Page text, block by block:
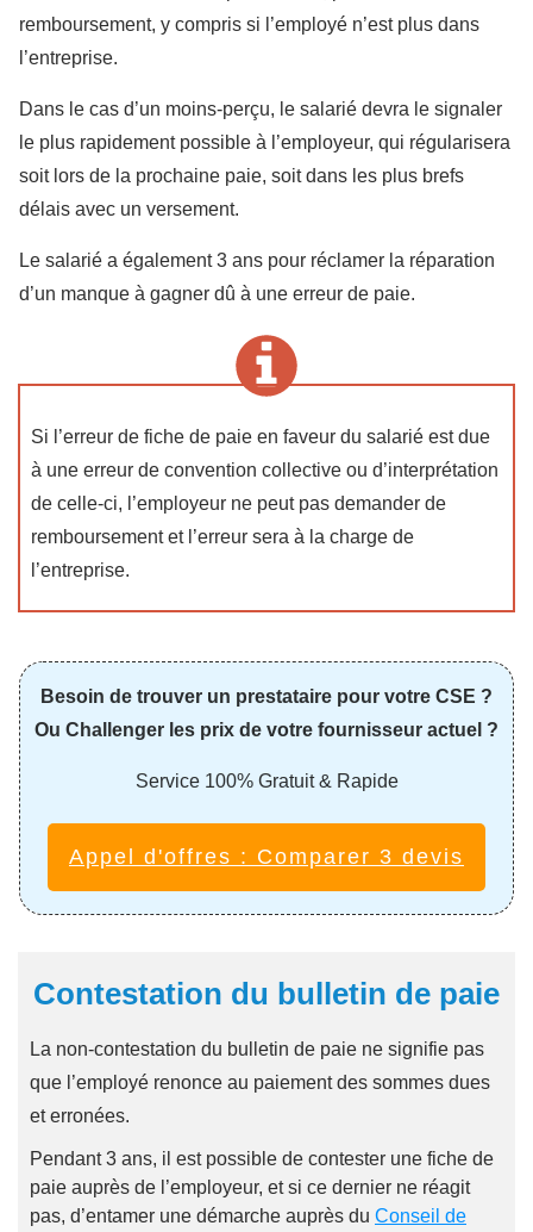
remboursement, y compris si l’employé n’est plus dans
l’entreprise.
Dans le cas d’un moins-perçu, le salarié devra le signaler
le plus rapidement possible à l’employeur, qui régularisera
soit lors de la prochaine paie, soit dans les plus brefs
délais avec un versement.
Le salarié a également 3 ans pour réclamer la réparation
d’un manque à gagner dû à une erreur de paie.
Si l’erreur de fiche de paie en faveur du salarié est due
à une erreur de convention collective ou d’interprétation
de celle-ci, l’employeur ne peut pas demander de
remboursement et l’erreur sera à la charge de
l’entreprise.
Besoin de trouver un prestataire pour votre CSE ?
Ou Challenger les prix de votre fournisseur actuel ?
Service 100% Gratuit & Rapide
Appel d'offres : Comparer 3 devis
Contestation du bulletin de paie
La non-contestation du bulletin de paie ne signifie pas
que l’employé renonce au paiement des sommes dues
et erronées.
Pendant 3 ans, il est possible de contester une fiche de
paie auprès de l’employeur, et si ce dernier ne réagit
pas, d’entamer une démarche auprès du Conseil de